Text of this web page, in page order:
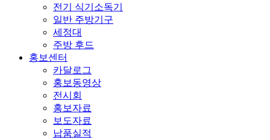
전기 식기소독기
일반 주방기구
세정대
주방 후드
홍보센터
카달로그
홍보동영상
전시회
홍보자료
보도자료
납품실적